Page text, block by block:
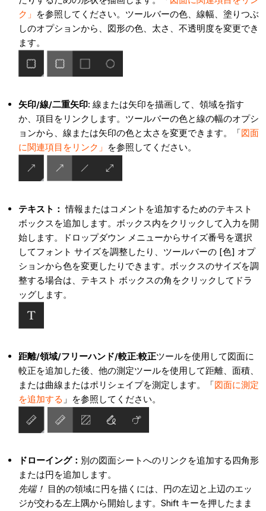
ク」 を参照してください。ツールバーの色、線幅、塗りつぶ
しのオプションから、図形の色、太さ、不透明度を変更でき
ます。
矢印/線/二重矢印: 線または矢印を描画して、領域を指す
か、項目をリンクします。ツールバーの色と線の幅のオプシ
ョンから、線または矢印の色と太さを変更できます。「図面
に関連項目をリンク」 を参照してください。
テキスト： 情報またはコメントを追加するためのテキスト
ボックスを追加します。ボックス内をクリックして入力を開
始します。ドロップダウン メニューからサイズ番号を選択
してフォント サイズを調整したり、ツールバーの [色] オプ
ションから色を変更したりできます。ボックスのサイズを調
整する場合は、テキスト ボックスの角をクリックしてドラ
ッグします。
距離/領域/フリーハンド/較正:較正ツールを使用して図面に
較正を追加した後、他の測定ツールを使用して距離、面積、
または曲線またはポリシェイプを測定します。「図面に測定
を追加する 」を参照してください。
ドローイング： 別の図面シートへのリンクを追加する四角形
または円を追加します。
先端！ 目的の領域に円を描くには、円の左辺と上辺のエッ
ジが交わる左上隅から開始します。Shift キーを押したまま